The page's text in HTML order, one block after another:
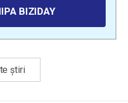
BIZIDAY
știri